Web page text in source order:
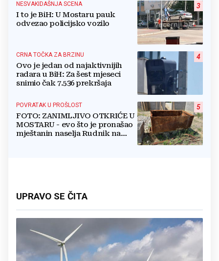
3
NESVAKIDAŠNJA SCENA
I to je BiH: U Mostaru pauk
odvezao policijsko vozilo
4
CRNA TOČKA ZA BRZINU
Ovo je jedan od najaktivnijih
radara u BiH: Za šest mjeseci
snimio čak 7.536 prekršaja
5
POVRATAK U PROŠLOST
FOTO: ZANIMLJIVO OTKRIĆE U
MOSTARU - evo što je pronašao
mještanin naselja Rudnik na
UPRAVO SE ČITA